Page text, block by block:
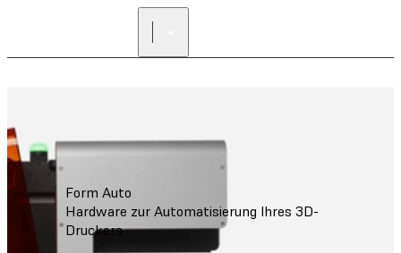
Form Auto
Hardware zur Automatisierung Ihres 3D-
Druckers